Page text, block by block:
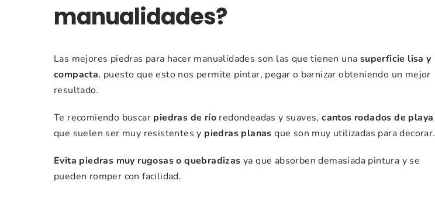
manualidades?
Las mejores piedras para hacer manualidades son las que tienen una superficie lisa y
compacta, puesto que esto nos permite pintar, pegar o barnizar obteniendo un mejor
resultado.
Te recomiendo buscar piedras de ríoredondeadas y suaves,cantos rodados de playa
que suelen ser muy resistentes y piedras planas que son muy utilizadas para decorar.
Evita piedras muy rugosas o quebradizas ya que absorben demasiada pintura y se
pueden romper con facilidad.